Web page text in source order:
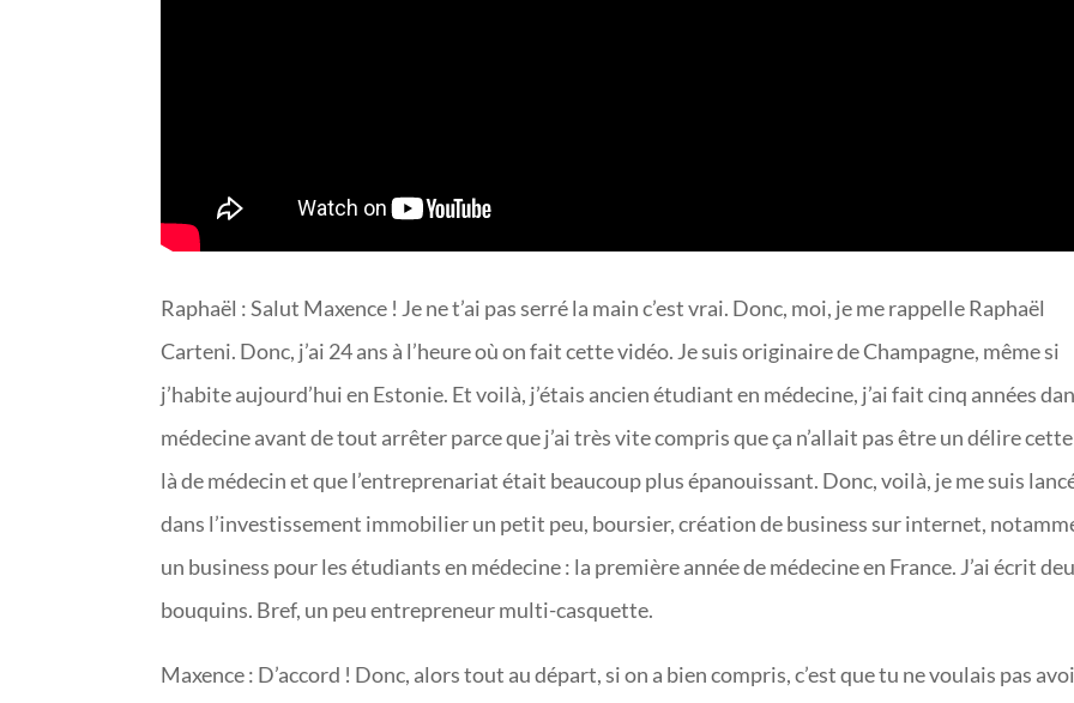
Raphaël : Salut Maxence ! Je ne t’ai pas serré la main c’est vrai. Donc, moi, je me rappelle Raphaël
Carteni. Donc, j’ai 24 ans à l’heure où on fait cette vidéo. Je suis originaire de Champagne, même si
j’habite aujourd’hui en Estonie. Et voilà, j’étais ancien étudiant en médecine, j’ai fait cinq années
médecine avant de tout arrêter parce que j’ai très vite compris que ça n’allait pas être un délire
là de médecin et que l’entreprenariat était beaucoup plus épanouissant. Donc, voilà, je me suis
dans l’investissement immobilier un petit peu, boursier, création de business sur internet,
un business pour les étudiants en médecine : la première année de médecine en France. J’ai écrit
bouquins. Bref, un peu entrepreneur multi-casquette.
Maxence : D’accord ! Donc, alors tout au départ, si on a bien compris, c’est que tu ne voulais pas